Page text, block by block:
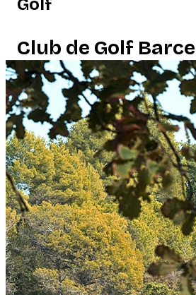
Golf
Club de Golf